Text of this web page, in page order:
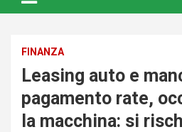
FINANZA
Leasing auto e
pagamento rate,
la macchina: si